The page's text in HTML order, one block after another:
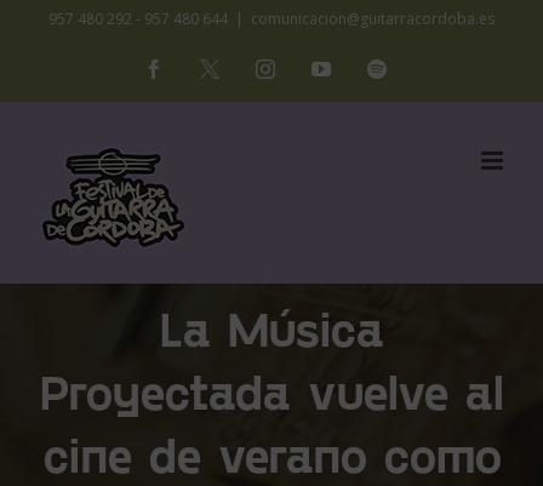
contenido
957 480 292 - 957 480 644 | comunicacion@guitarracordoba.es
Facebook
X InstagramYouTubeSpotify
La Música
Proyectada vuelve al
cine de verano como